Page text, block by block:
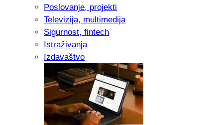
Poslovanje, projekti
Televizija, multimedija
Sigurnost, fintech
Istraživanja
Izdavaštvo